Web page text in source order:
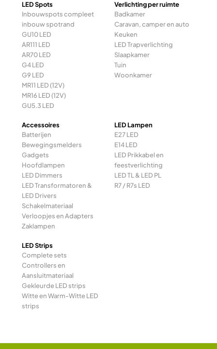
LED Spots
Inbouwspots compleet
inbouw spotrand
GU10 LED
AR111 LED
AR70 LED
G4 LED
G9 LED
MR11 LED (12V)
MR16 LED (12V)
GU5.3 LED
Verlichting per ruimte
Badkamer
Caravan, camper en auto
Keuken
LED Trapverlichting
Slaapkamer
Tuin
Woonkamer
Accessoires
Batterijen
Bewegingsmelders
Gadgets
Hoofdlampen
LED Dimmers
LED Transformatoren &
LED Drivers
Schakelmateriaal
Verloopjes en Adapters
Zaklampen
LED Lampen
E27 LED
E14 LED
LED Prikkabel en
feestverlichting
LED TL & LED PL
R7 / R7s LED
LED Strips
Complete sets
Controllers en
Aansluitmateriaal
Gekleurde LED strips
Witte en Warm-Witte LED
strips